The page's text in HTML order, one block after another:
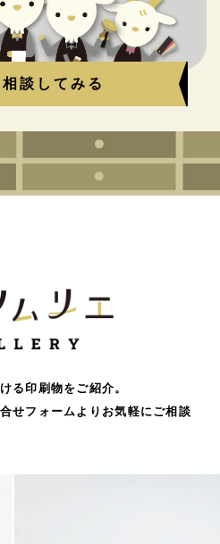
談してみる
る印刷物をご紹介。
せフォームよりお気軽にご相談